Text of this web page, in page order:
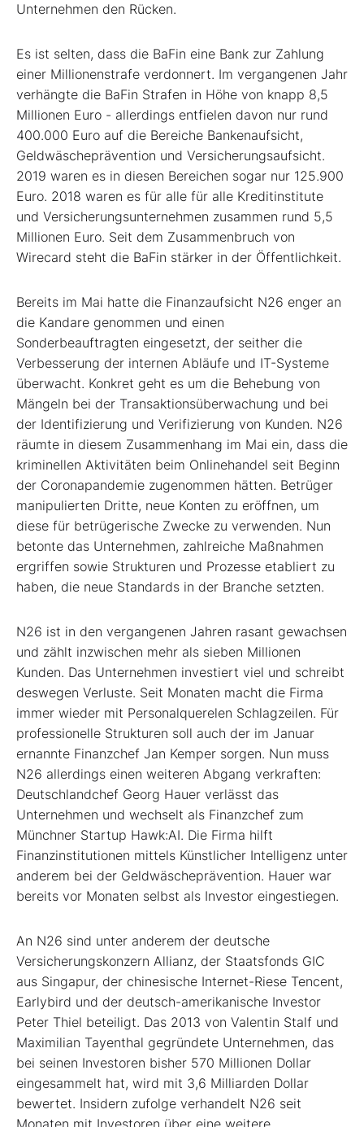
Unternehmen den Rücken.
Es ist selten, dass die BaFin eine Bank zur Zahlung
einer Millionenstrafe verdonnert. Im vergangenen Jahr
verhängte die BaFin Strafen in Höhe von knapp 8,5
Millionen Euro - allerdings entfielen davon nur rund
400.000 Euro auf die Bereiche Bankenaufsicht,
Geldwäscheprävention und Versicherungsaufsicht.
2019 waren es in diesen Bereichen sogar nur 125.900
Euro. 2018 waren es für alle für alle Kreditinstitute
und Versicherungsunternehmen zusammen rund 5,5
Millionen Euro. Seit dem Zusammenbruch von
Wirecard steht die BaFin stärker in der Öffentlichkeit.
Bereits im Mai hatte die Finanzaufsicht N26 enger an
die Kandare genommen und einen
Sonderbeauftragten eingesetzt, der seither die
Verbesserung der internen Abläufe und IT-Systeme
überwacht. Konkret geht es um die Behebung von
Mängeln bei der Transaktionsüberwachung und bei
der Identifizierung und Verifizierung von Kunden. N26
räumte in diesem Zusammenhang im Mai ein, dass die
kriminellen Aktivitäten beim Onlinehandel seit Beginn
der Coronapandemie zugenommen hätten. Betrüger
manipulierten Dritte, neue Konten zu eröffnen, um
diese für betrügerische Zwecke zu verwenden. Nun
betonte das Unternehmen, zahlreiche Maßnahmen
ergriffen sowie Strukturen und Prozesse etabliert zu
haben, die neue Standards in der Branche setzten.
N26 ist in den vergangenen Jahren rasant gewachsen
und zählt inzwischen mehr als sieben Millionen
Kunden. Das Unternehmen investiert viel und schreibt
deswegen Verluste. Seit Monaten macht die Firma
immer wieder mit Personalquerelen Schlagzeilen. Für
professionelle Strukturen soll auch der im Januar
ernannte Finanzchef Jan Kemper sorgen. Nun muss
N26 allerdings einen weiteren Abgang verkraften:
Deutschlandchef Georg Hauer verlässt das
Unternehmen und wechselt als Finanzchef zum
Münchner Startup Hawk:AI. Die Firma hilft
Finanzinstitutionen mittels Künstlicher Intelligenz unter
anderem bei der Geldwäscheprävention. Hauer war
bereits vor Monaten selbst als Investor eingestiegen.
An N26 sind unter anderem der deutsche
Versicherungskonzern Allianz, der Staatsfonds GIC
aus Singapur, der chinesische Internet-Riese Tencent,
Earlybird und der deutsch-amerikanische Investor
Peter Thiel beteiligt. Das 2013 von Valentin Stalf und
Maximilian Tayenthal gegründete Unternehmen, das
bei seinen Investoren bisher 570 Millionen Dollar
eingesammelt hat, wird mit 3,6 Milliarden Dollar
bewertet. Insidern zufolge verhandelt N26 seit